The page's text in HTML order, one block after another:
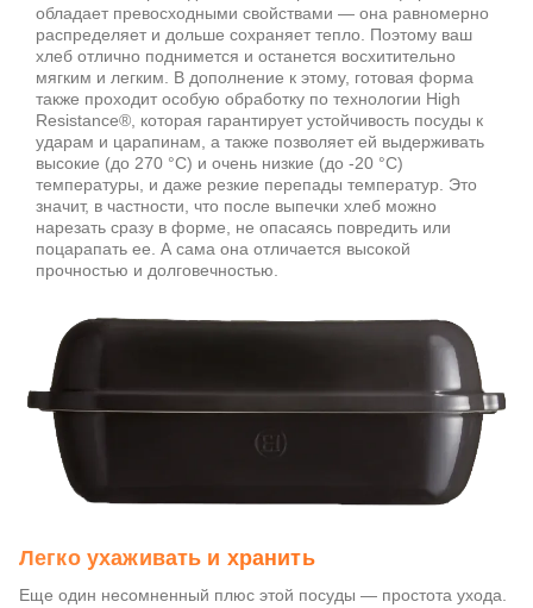
обладает превосходными свойствами — она равномерно
распределяет и дольше сохраняет тепло. Поэтому ваш
хлеб отлично поднимется и останется восхитительно
мягким и легким. В дополнение к этому, готовая форма
также проходит особую обработку по технологии High
Resistance®, которая гарантирует устойчивость посуды к
ударам и царапинам, а также позволяет ей выдерживать
высокие (до 270 °C) и очень низкие (до -20 °C)
температуры, и даже резкие перепады температур. Это
значит, в частности, что после выпечки хлеб можно
нарезать сразу в форме, не опасаясь повредить или
поцарапать ее. А сама она отличается высокой
прочностью и долговечностью.
Легко ухаживать и хранить
Еще один несомненный плюс этой посуды — простота ухода.